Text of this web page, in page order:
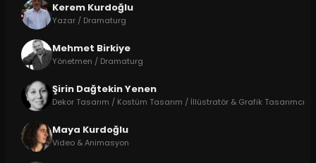
Kerem Kurdoğlu
Yazar / Dramaturg
Mehmet Birkiye
Yönetmen / Dramaturg
Şirin Dağtekin Yenen
Dekor Tasarım / Kostüm Tasarım / İllüstratör & Grafik Tasarımcı
Maya Kurdoğlu
Video & Animasyon